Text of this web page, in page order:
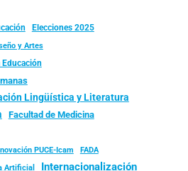
Elecciones 2025
y Artes
Educación
Lingüística y Literatura
Facultad de Medicina
PUCE-Icam FADA
Artificial Internacionalización